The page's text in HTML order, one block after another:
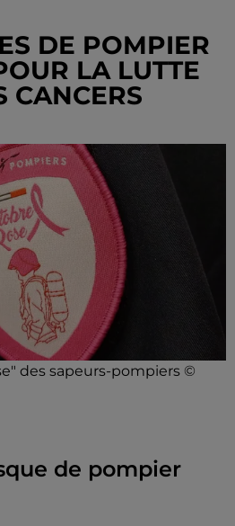
DE POMPIER
LA LUTTE
CANCERS
des sapeurs-pompiers ©
de pompier